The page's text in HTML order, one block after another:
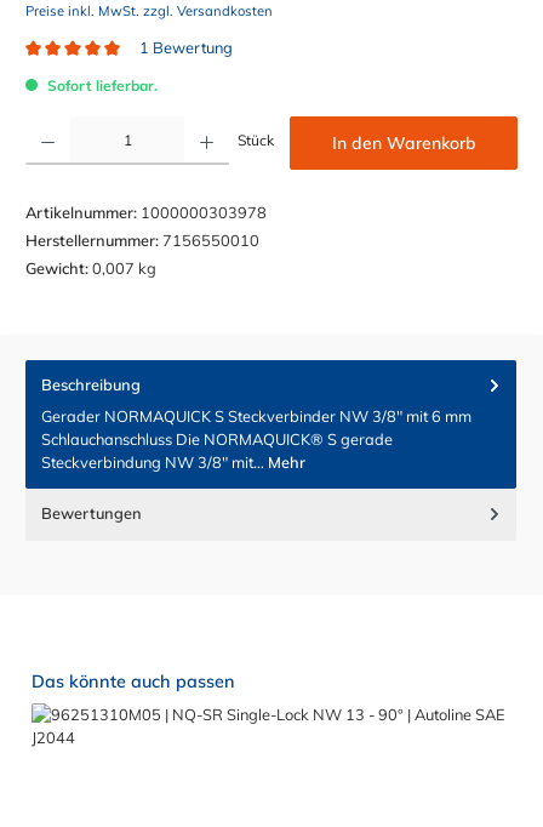
Preise inkl. MwSt. zzgl. Versandkosten
1 Bewertung
Sofort lieferbar.
Produkt Anzahl: Gib den gewünschten Wert ein oder benutze die Schaltflächen um die Anzahl
Stück In den Warenkorb
Artikelnummer: 1000000303978
Herstellernummer:7156550010
Gewicht:0,007 kg
Beschreibung
Gerader NORMAQUICK S Steckverbinder NW 3/8" mit 6 mm
Schlauchanschluss Die NORMAQUICK® S gerade
Steckverbindung NW 3/8" mit… Mehr
Bewertungen
Produktgalerie überspringen
Das könnte auch passen